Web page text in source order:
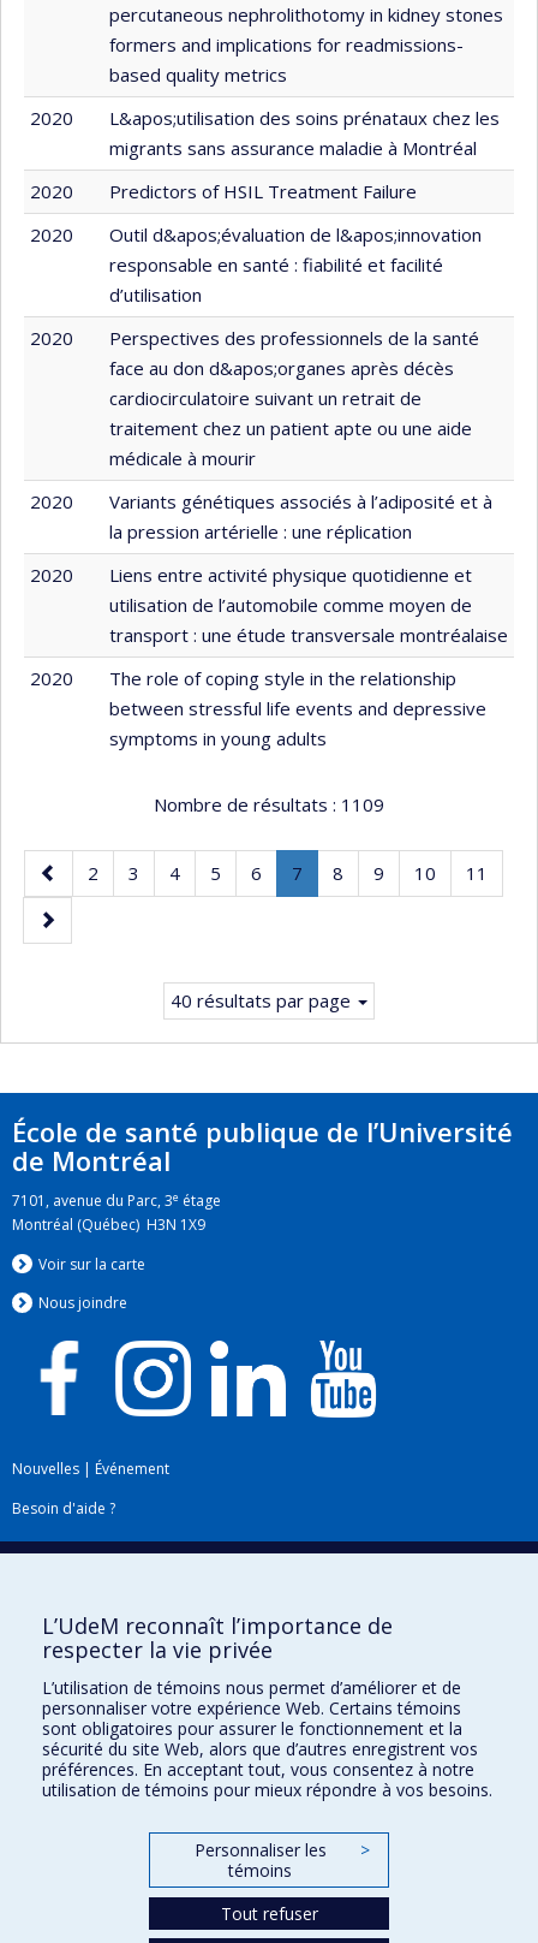
percutaneous nephrolithotomy in kidney stones
formers and implications for readmissions-
based quality metrics
2020
L&apos;utilisation des soins prénataux chez les
migrants sans assurance maladie à Montréal
2020
Predictors of HSIL Treatment Failure
2020
Outil d&apos;évaluation de l&apos;innovation
responsable en santé : fiabilité et facilité
d’utilisation
2020
Perspectives des professionnels de la santé
face au don d&apos;organes après décès
cardiocirculatoire suivant un retrait de
traitement chez un patient apte ou une aide
médicale à mourir
2020
Variants génétiques associés à l’adiposité et à
la pression artérielle : une réplication
2020
Liens entre activité physique quotidienne et
utilisation de l’automobile comme moyen de
transport : une étude transversale montréalaise
2020
The role of coping style in the relationship
between stressful life events and depressive
symptoms in young adults
Nombre de résultats : 1109
Page
précédente
Page
2 Page
3 Page
4 Page
5 Page
6 Page
7
Page
Page
8 Page
9 Page
10 Page
11
Page
suivante
40 résultats par page
École de santé publique de l’Université
de Montréal
7101, avenue du Parc, 3e étage
Montréal (Québec) H3N 1X9
Voir sur la carte
Nous joindre
Nouvelles | Événement
Besoin d'aide ?
Plan du site|Accessibilité
Téléchargez les logos de l'ESPUM
L’UdeM reconnaît l’importance de
respecter la vie privée
L’utilisation de témoins nous permet d’améliorer et de
personnaliser votre expérience Web. Certains témoins
sont obligatoires pour assurer le fonctionnement et la
sécurité du site Web, alors que d’autres enregistrent vos
préférences. En acceptant tout, vous consentez à notre
utilisation de témoins pour mieux répondre à vos besoins.
Personnaliser les
témoins
>
Tout refuser